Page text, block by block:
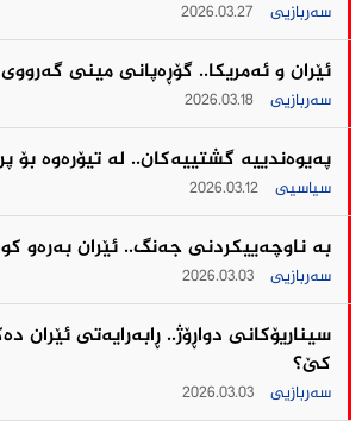
سەربازیی 2026.03.27
ئێران و ئه‌مریكا.. گۆڕەپانی مینی
سەربازیی 2026.03.18
په‌یوه‌ندییه‌ گشتییه‌كان.. له‌ تیۆره‌وه‌ بۆ
سیاسیی 2026.03.12
بە ناوچەییکردنی جەنگ.. ئێران به‌ره‌و
سەربازیی 2026.03.03
سیناریۆکانی دواڕۆژ.. ڕابەرایەتی ئێران
کێ؟
سەربازیی 2026.03.03